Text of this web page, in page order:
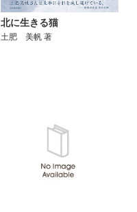
北に生きる猫
土肥 美帆 著